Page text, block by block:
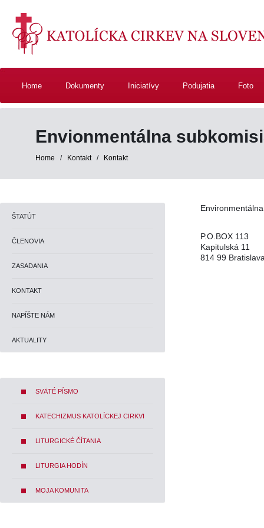
Home Dokumenty Iniciatívy Podujatia Foto
Envionmentálna
Home / Kontakt/ Kontakt
ŠTATÚT
ČLENOVIA
ZASADANIA
KONTAKT
NAPÍŠTE NÁM
AKTUALITY
SVÄTÉ PÍSMO
KATECHIZMUS KATOLÍCKEJ CIRKVI
LITURGICKÉ ČÍTANIA
LITURGIA HODÍN
MOJA KOMUNITA
P.O.BOX 113
Kapitulská 11
814 99